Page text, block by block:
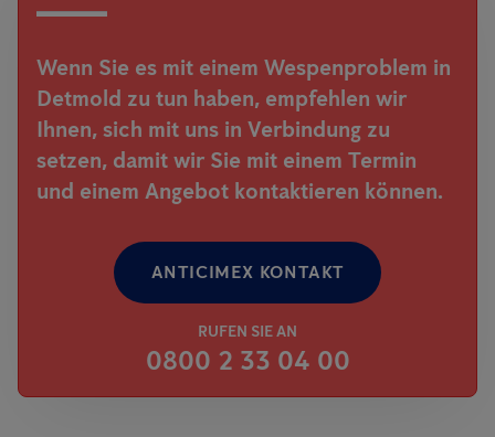
Wenn Sie es mit einem Wespenproblem in
Detmold zu tun haben, empfehlen wir
Ihnen, sich mit uns in Verbindung zu
setzen, damit wir Sie mit einem Termin
und einem Angebot kontaktieren können.
ANTICIMEX KONTAKT
RUFEN SIE AN
0800 2 33 04 00